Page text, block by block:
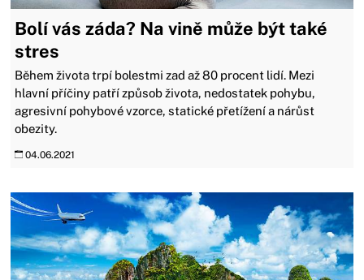
Bolí vás záda? Na vině může být také
stres
Během života trpí bolestmi zad až 80 procent lidí. Mezi
hlavní příčiny patří způsob života, nedostatek pohybu,
agresivní pohybové vzorce, statické přetížení a nárůst
obezity.
04.06.2021